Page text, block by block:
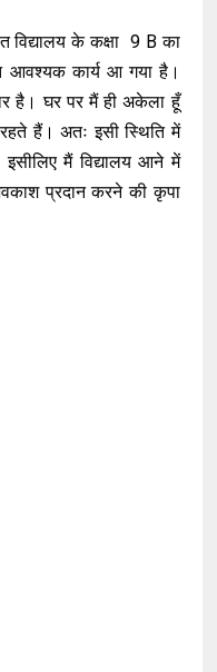
विद्यालय के कक्षा 9 B का
आवश्यक कार्य आ गया है।
है। घर पर मैं ही अकेला हूँ
हैं। अतः इसी स्थिति में
मैं विद्यालय आने में
प्रदान करने की कृपा